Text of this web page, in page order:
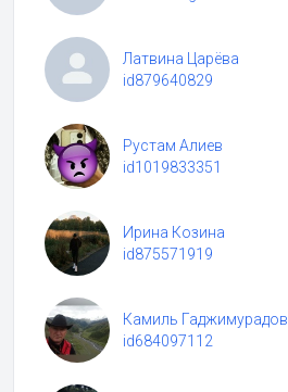
Латвина Царёва
id879640829
Рустам Алиев
id1019833351
Ирина Козина
id875571919
Камиль Гаджимурадов
id684097112